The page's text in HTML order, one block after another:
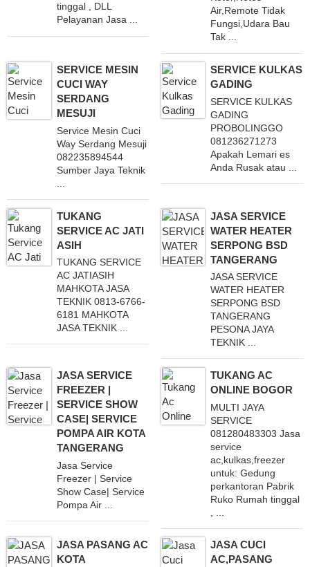
tinggal , DLL
Pelayanan Jasa ...
Air,Remote Tidak
Fungsi,Udara Bau
Tak ...
SERVICE MESIN
CUCI WAY
SERDANG
MESUJI
Service Mesin Cuci
Way Serdang Mesuji
082235894544
Sumber Jaya Teknik
SERVICE KULKAS
GADING
SERVICE KULKAS
GADING
PROBOLINGGO
081236271273
Apakah Lemari es
Anda Rusak atau ...
TUKANG
SERVICE AC JATI
ASIH
TUKANG SERVICE
AC JATIASIH
MAHKOTA JASA
TEKNIK 0813-6766-
6181 MAHKOTA
JASA TEKNIK ...
JASA SERVICE
WATER HEATER
SERPONG BSD
TANGERANG
JASA SERVICE
WATER HEATER
SERPONG BSD
TANGERANG
PESONA JAYA
TEKNIK ...
JASA SERVICE
FREEZER |
SERVICE SHOW
CASE| SERVICE
POMPA AIR KOTA
TANGERANG
Jasa Service
Freezer | Service
Show Case| Service
Pompa Air ...
TUKANG AC
ONLINE BOGOR
MULTI JAYA
SERVICE
081280483303 Jasa
service
ac,kulkas,freezer
untuk: Gedung
perkantoran Pabrik
Ruko Rumah tinggal
JASA PASANG AC
KOTA
JASA CUCI
AC,PASANG